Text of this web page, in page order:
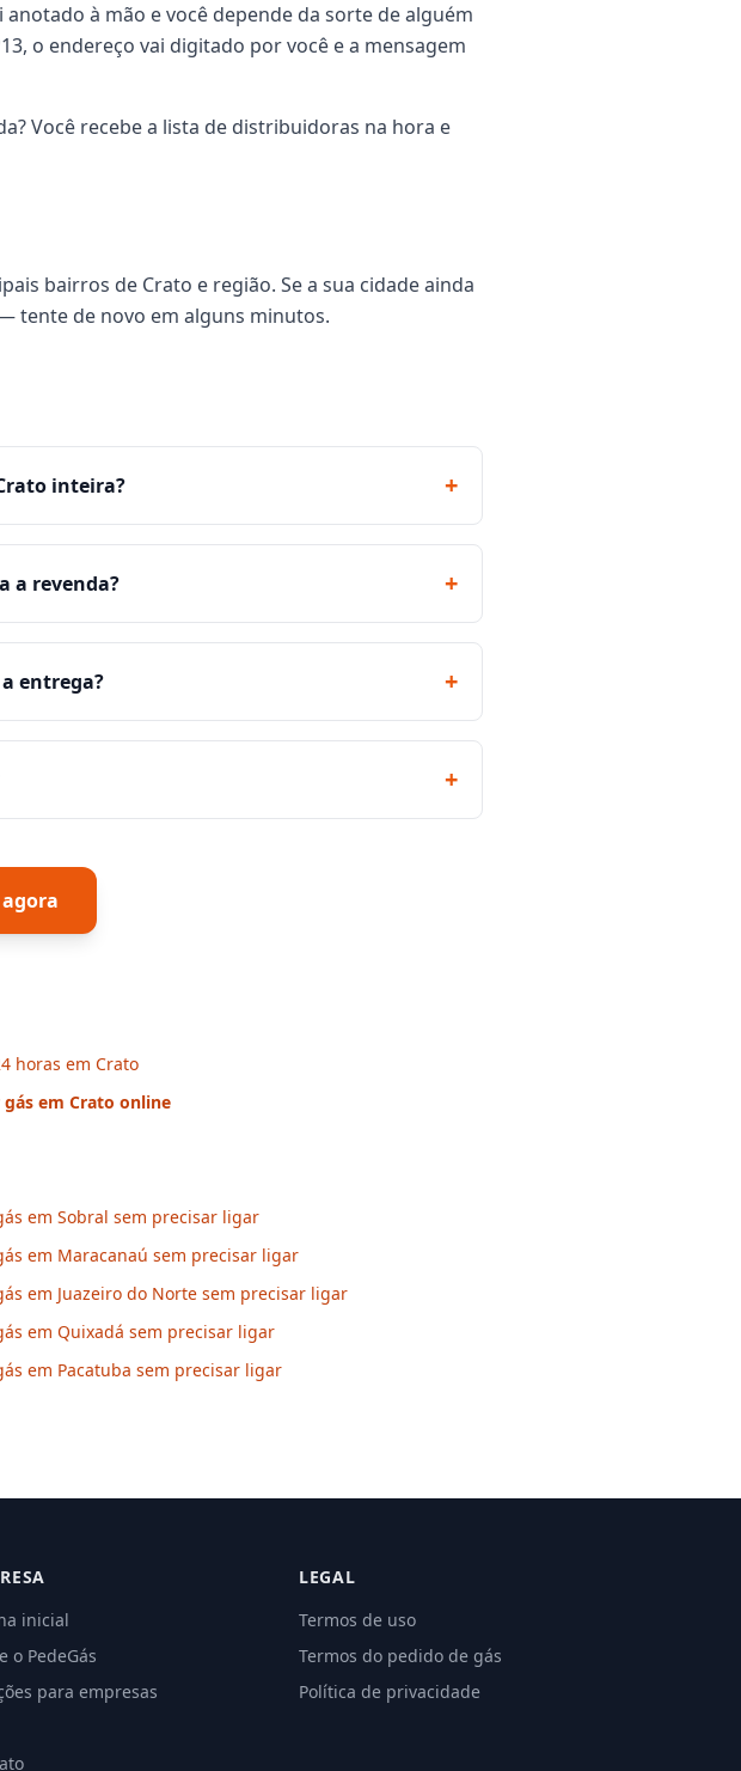
à mão e você depende da sorte de alguém
o endereço vai digitado por você e a mensagem
Você recebe a lista de distribuidoras na hora e
bairros de Crato e região. Se a sua cidade ainda
tente de novo em alguns minutos.
inteira? +
a revenda? +
entrega? +
+
horas em Crato
gás em Crato online
em Sobral sem precisar ligar
em Maracanaú sem precisar ligar
em Juazeiro do Norte sem precisar ligar
em Quixadá sem precisar ligar
em Pacatuba sem precisar ligar
inicial
o PedeGás
para empresas
LEGAL
Termos de uso
Termos do pedido de gás
Política de privacidade